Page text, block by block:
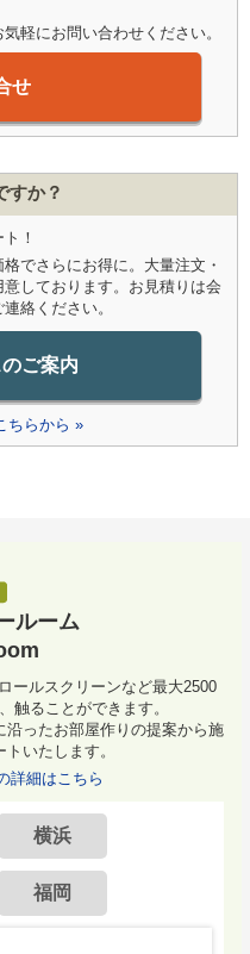
軽にお問い合わせください。
せ
すか？
！
でさらにお得に。大量注文・
しております。お見積りは会
絡ください。
ご案内
ちらから »
ルーム
ールスクリーンなど最大2500
触ることができます。
沿ったお部屋作りの提案から施
いたします。
詳細はこちら
横浜
福岡